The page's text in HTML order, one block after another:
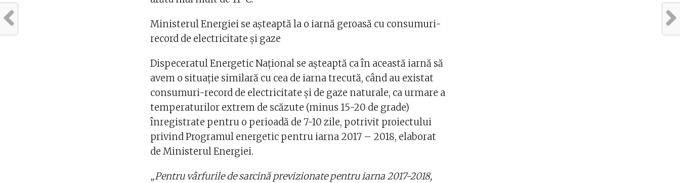
Ministerul Energiei se așteaptă la o iarnă geroasă cu consumuri-
record de electricitate și gaze
Dispeceratul Energetic Național se așteaptă ca în această iarnă să
avem o situație similară cu cea de iarna trecută, când au existat
consumuri-record de electricitate și de gaze naturale, ca urmare a
temperaturilor extrem de scăzute (minus 15-20 de grade)
înregistrate pentru o perioadă de 7-10 zile, potrivit proiectului
privind Programul energetic pentru iarna 2017 – 2018, elaborat
de Ministerul Energiei.
„Pentru vârfurile de sarcină previzionate pentru iarna 2017-2018,